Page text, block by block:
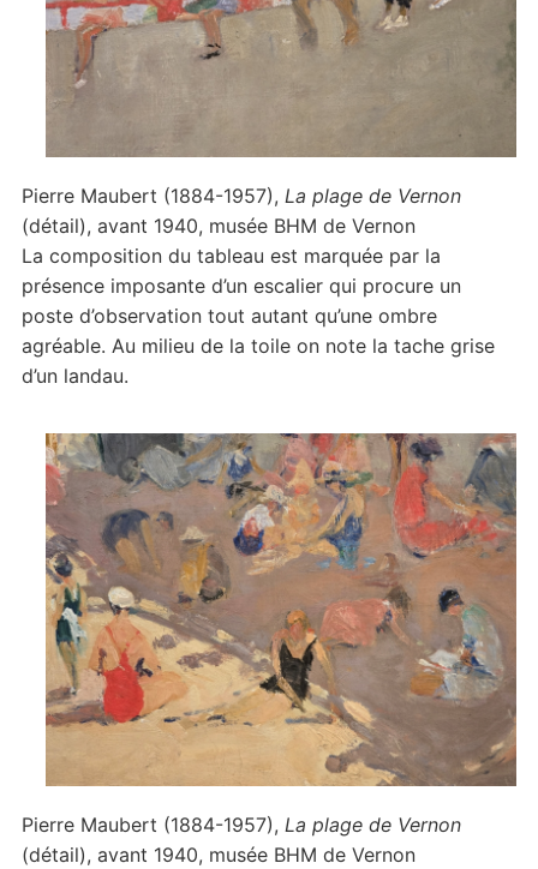
Pierre Maubert (1884-1957), La plage de Vernon
(détail), avant 1940, musée BHM de Vernon
La composition du tableau est marquée par la
présence imposante d’un escalier qui procure un
poste d’observation tout autant qu’une ombre
agréable. Au milieu de la toile on note la tache grise
d’un landau.
Pierre Maubert (1884-1957), La plage de Vernon
(détail), avant 1940, musée BHM de Vernon